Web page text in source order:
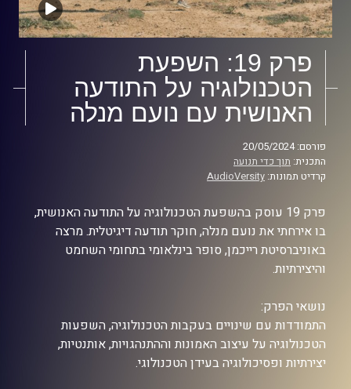
פרק 19: השפעת
הטכנולוגיה על התודעה
האנושית עם נועם מנלה
פורסם: 20/05/2024
התכנית: תוך כדי תנועה
קרדיט תמונות: AudioVersity
פרק 19 עוסק בהשפעת הטכנולוגיה על התודעה האנושית,
בו אירחתי את נועם מנלה, חוקר תודעה דיגיטלית. מרצה
באוניברסיטת רייכמן, סופר בינלאומי בתחומי השחמט
והיצירתיות.
נושאי הפרק:
התמודדות עם שינויים בעקבות הטכנולוגיה, השפעות
הטכנולוגיה על עיצוב האמונות וההתנהגויות, אותנטיות,
יצירתיות ופסיכולוגיה בעידן הטכנולוגי.